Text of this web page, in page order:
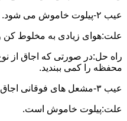
عیب ۲-پیلوت خاموش می شود.
علت:هوای زیادی به مخلوط کن
راه حل:در صورتی که اجاق از
محفظه را کمی ببندید.
عیب ۳-مشعل های فوقانی اجاق گاز روشن نمی شود.
علت:پیلوت خاموش است.